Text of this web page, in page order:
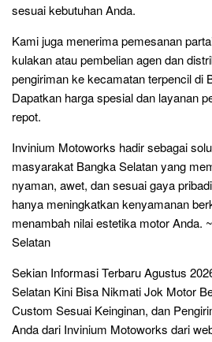
sesuai kebutuhan Anda.
Kami juga menerima pemesanan
kulakan atau pembelian agen dan
pengiriman ke kecamatan terpencil di
Dapatkan harga spesial dan layanan
repot.
Invinium Motoworks hadir sebagai
masyarakat Bangka Selatan yang
nyaman, awet, dan sesuai gaya
hanya meningkatkan kenyamanan
menambah nilai estetika motor Anda.
Selatan
Sekian Informasi Terbaru Agustus
Selatan Kini Bisa Nikmati Jok Motor
Custom Sesuai Keinginan, dan
Anda dari Invinium Motoworks dari